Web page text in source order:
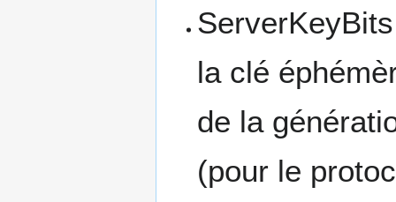
la clé
de la
(pour le